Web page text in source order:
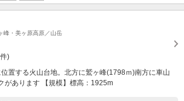
峰・美ヶ原高原／山岳
)
置する火山台地。北方に鷲ヶ峰(1798ｍ)南方に車山
があります 【規模】標高：1925m